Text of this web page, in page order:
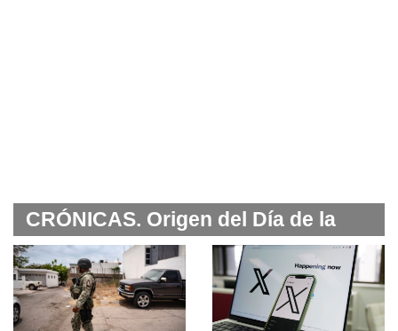
CRÓNICAS. Origen del Día de la
Madre